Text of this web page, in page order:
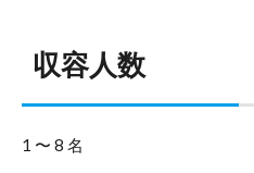
収容人数
1〜8名